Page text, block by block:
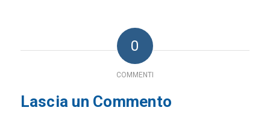
0
COMMENTI
Lascia un Commento